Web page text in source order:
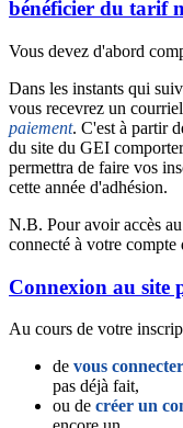
bénéficier du tarif
Vous devez d'abord
Dans les instants qui
vous recevrez un
paiement. C'est à partir
du site du GEI
permettra de faire vos
cette année d'adhésion.
N.B. Pour avoir accès
connecté à votre
Connexion au site
Au cours de votre
de vous
pas déjà fait,
ou de créer un